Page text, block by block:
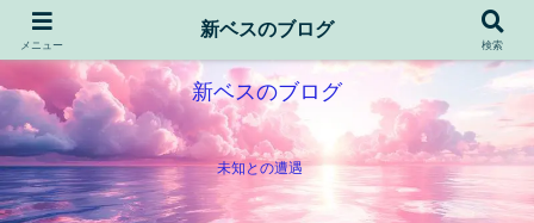
新ベスのブログ
未知との遭遇
メニュー
新ベスのブログ
検索